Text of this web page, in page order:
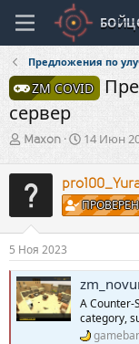
Предложения по
ZM COVID
сервер
А
т
о
р
т
е
м
ы
Maxon
Д
а
н
а
ч
л
а
14 Июн
5 Ноя 2023
A Counter-
category,